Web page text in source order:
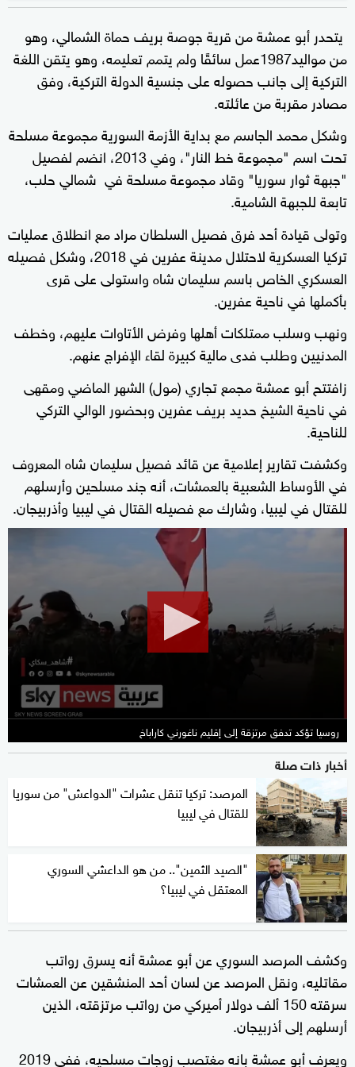
يتحدر أبو عمشة من قرية جوصة بريف حماة الشمالي، وهو
من مواليد1987عمل سائقًا ولم يتمم تعليمه، وهو يتقن اللغة
التركية إلى جانب حصوله على جنسية الدولة التركية، وفق
مصادر مقربة من عائلته.
وشكل محمد الجاسم مع بداية الأزمة السورية مجموعة مسلحة
تحت اسم "مجموعة خط النار"، وفي 2013، انضم لفصيل
"جبهة ثوار سوريا" وقاد مجموعة مسلحة في شمالي حلب،
تابعة للجبهة الشامية.
وتولى قيادة أحد فرق فصيل السلطان مراد مع انطلاق عمليات
تركيا العسكرية لاحتلال مدينة عفرين في 2018، وشكل فصيله
العسكري الخاص باسم سليمان شاه واستولى على قرى
بأكملها في ناحية عفرين.
ونهب وسلب ممتلكات أهلها وفرض الأتاوات عليهم، وخطف
المدنيين وطلب فدى مالية كبيرة لقاء الإفراج عنهم.
زافتتح أبو عمشة مجمع تجاري (مول) الشهر الماضي ومقهى
في ناحية الشيخ حديد بريف عفرين وبحضور الوالي التركي
للناحية.
وكشفت تقارير إعلامية عن قائد فصيل سليمان شاه المعروف
في الأوساط الشعبية بالعمشات، أنه جند مسلحين وأرسلهم
للقتال في ليبيا، وشارك مع فصيله القتال في ليبيا وأذربيجان.
minutes,
second
روسيا تؤكد تدفق مرتزقة إلى إقليم ناغورني كاراباخ
أخبار ذات صلة
المرصد: تركيا تنقل عشرات "الدواعش" من سوريا
للقتال في ليبيا
"الصيد الثمين".. من هو الداعشي السوري
المعتقل في ليبيا؟
وكشف المرصد السوري عن أبو عمشة أنه يسرق رواتب
مقاتليه، ونقل المرصد عن لسان أحد المنشقين عن العمشات
سرقته 150 ألف دولار أميركي من رواتب مرتزقته، الذين
أرسلهم إلى أذربيجان.
ويعرف أبو عمشة بانه مغتصب زوجات مسلحيه، ففي 2019